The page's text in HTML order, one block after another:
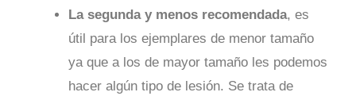
La segunda y menos recomendada, es
útil para los ejemplares de menor tamaño
ya que a los de mayor tamaño les podemos
hacer algún tipo de lesión. Se trata de